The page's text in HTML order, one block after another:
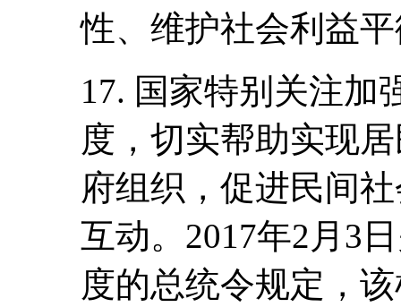
性、维护社会利益
17. 国家特别关注加
度，切实帮助实现
府组织，促进民间
互动。2017年2月3
度的总统令规定，